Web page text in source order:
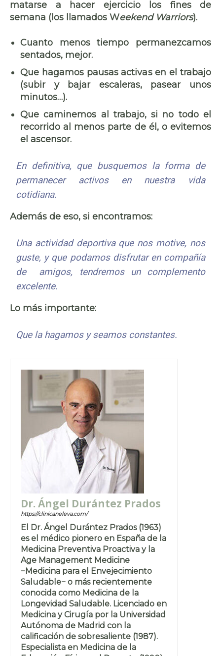
matarse a hacer ejercicio los fines de
semana (los llamados Weekend Warriors).
Cuanto menos tiempo permanezcamos
sentados, mejor.
Que hagamos pausas activas en el trabajo
(subir y bajar escaleras, pasear unos
minutos…).
Que caminemos al trabajo, si no todo el
recorrido al menos parte de él, o evitemos
el ascensor.
En definitiva, que busquemos la forma de
permanecer activos en nuestra vida
cotidiana.
Además de eso, si encontramos:
Una actividad deportiva que nos motive, nos
guste, y que podamos disfrutar en compañía
de amigos, tendremos un complemento
excelente.
Lo más importante:
Que la hagamos y seamos constantes.
Dr. Ángel Durántez Prados
https://clinicaneleva.com/
El Dr. Ángel Durántez Prados (1963)
es el médico pionero en España de la
Medicina Preventiva Proactiva y la
Age Management Medicine
−Medicina para el Envejecimiento
Saludable− o más recientemente
conocida como Medicina de la
Longevidad Saludable. Licenciado en
Medicina y Cirugía por la Universidad
Autónoma de Madrid con la
calificación de sobresaliente (1987).
Especialista en Medicina de la